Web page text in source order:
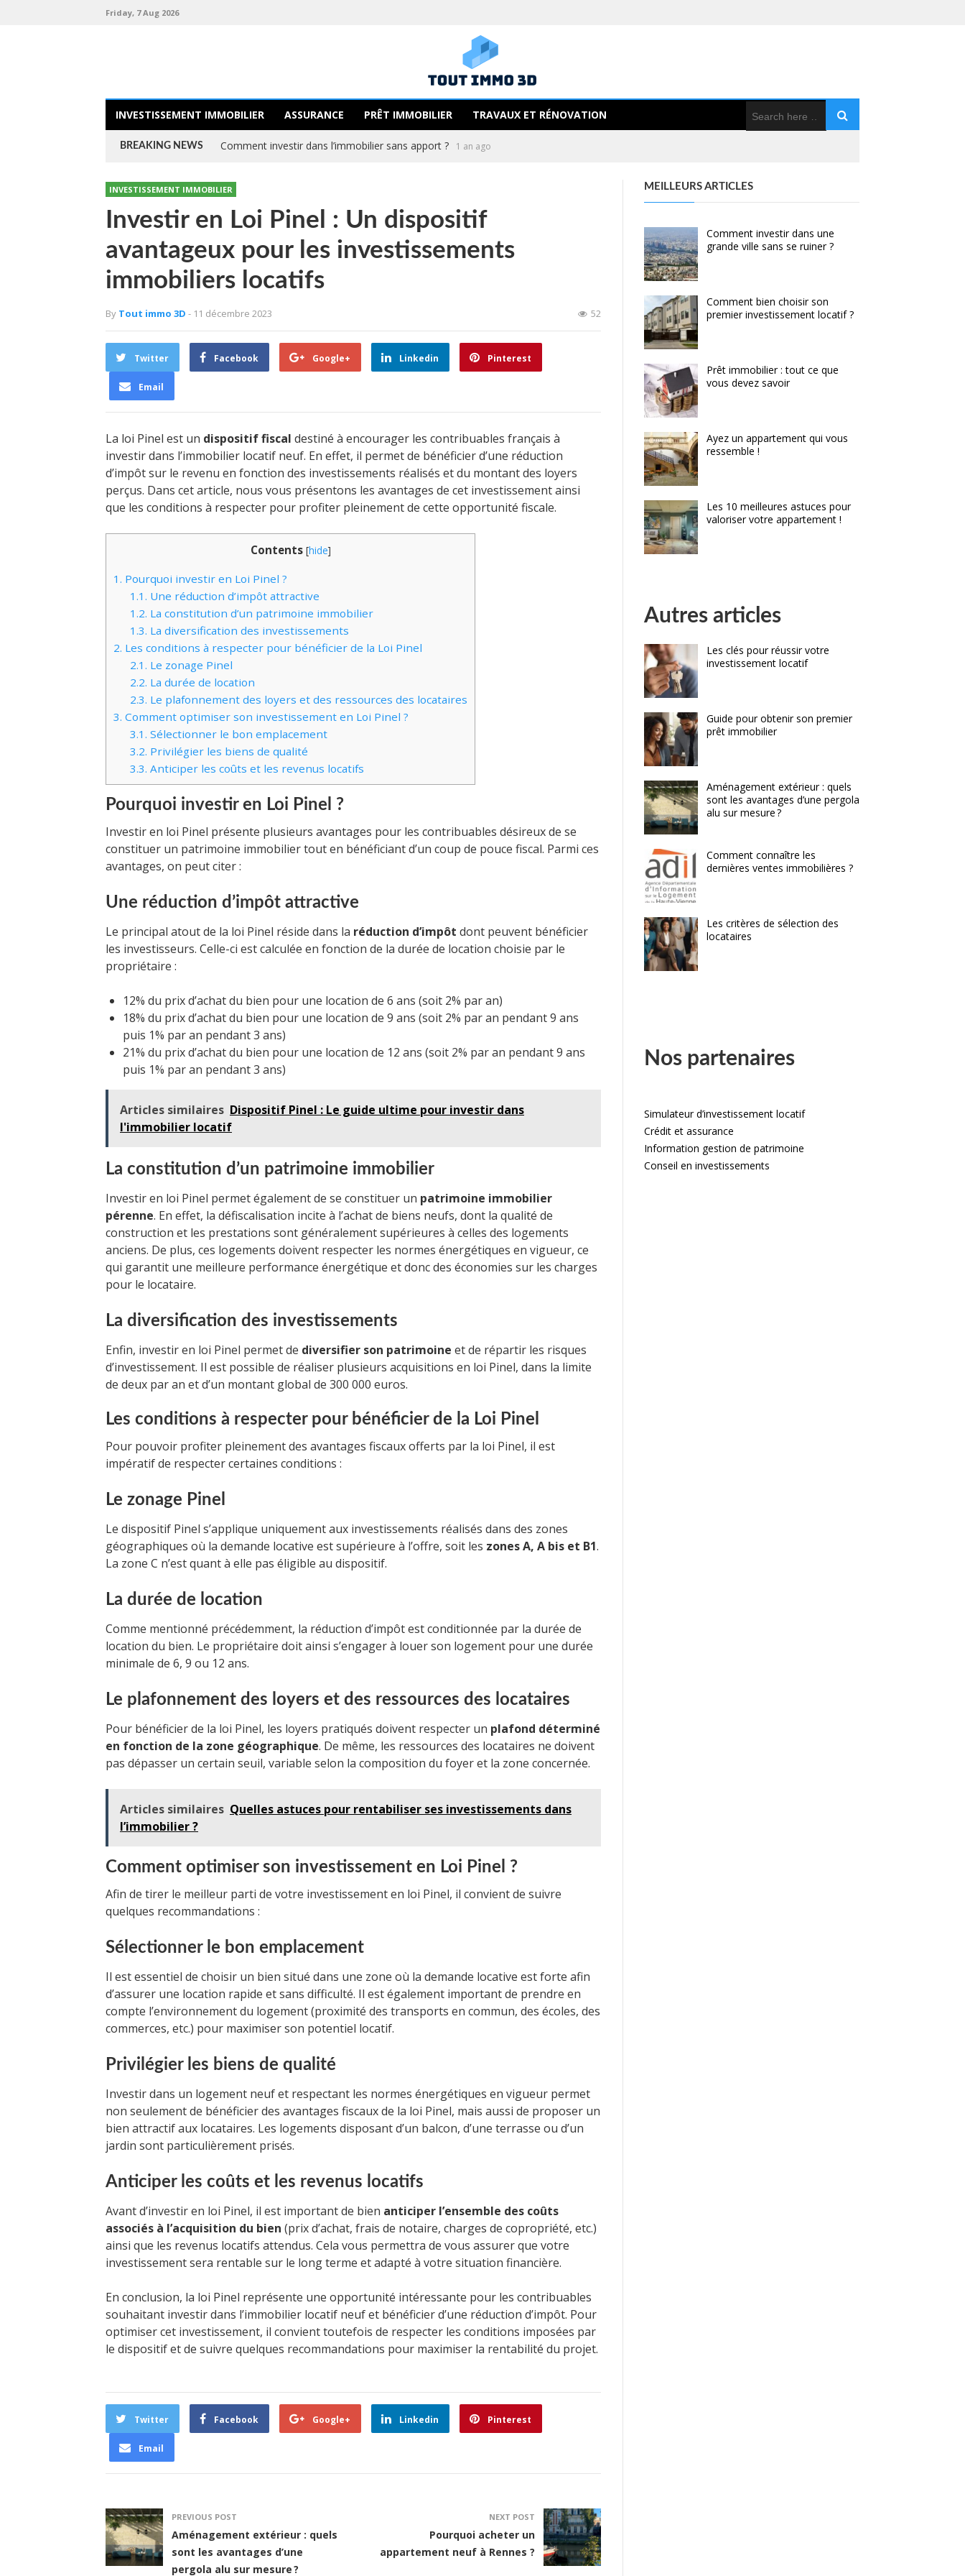
Friday, 7 Aug 2026
INVESTISSEMENT IMMOBILIER ASSURANCE PRÊT IMMOBILIER TRAVAUX ET RÉNOVATION
BREAKING NEWS Comment investir dans l’immobilier sans apport ? 1 an ago
INVESTISSEMENT IMMOBILIER
Investir en Loi Pinel : Un dispositif
avantageux pour les investissements
immobiliers locatifs
By Tout immo 3D - 11 décembre 2023 52
Twitter Facebook Google+ Linkedin Pinterest
Email
La loi Pinel est un dispositif fiscal destiné à encourager les contribuables français à
investir dans l’immobilier locatif neuf. En effet, il permet de bénéficier d’une réduction
d’impôt sur le revenu en fonction des investissements réalisés et du montant des loyers
perçus. Dans cet article, nous vous présentons les avantages de cet investissement ainsi
que les conditions à respecter pour profiter pleinement de cette opportunité fiscale.
Contents [hide]
1. Pourquoi investir en Loi Pinel ?
1.1. Une réduction d’impôt attractive
1.2. La constitution d’un patrimoine immobilier
1.3. La diversification des investissements
2. Les conditions à respecter pour bénéficier de la Loi Pinel
2.1. Le zonage Pinel
2.2. La durée de location
2.3. Le plafonnement des loyers et des ressources des locataires
3. Comment optimiser son investissement en Loi Pinel ?
3.1. Sélectionner le bon emplacement
3.2. Privilégier les biens de qualité
3.3. Anticiper les coûts et les revenus locatifs
Pourquoi investir en Loi Pinel ?
Investir en loi Pinel présente plusieurs avantages pour les contribuables désireux de se
constituer un patrimoine immobilier tout en bénéficiant d’un coup de pouce fiscal. Parmi ces
avantages, on peut citer :
Une réduction d’impôt attractive
Le principal atout de la loi Pinel réside dans la réduction d’impôt dont peuvent bénéficier
les investisseurs. Celle-ci est calculée en fonction de la durée de location choisie par le
propriétaire :
12% du prix d’achat du bien pour une location de 6 ans (soit 2% par an)
18% du prix d’achat du bien pour une location de 9 ans (soit 2% par an pendant 9 ans
puis 1% par an pendant 3 ans)
21% du prix d’achat du bien pour une location de 12 ans (soit 2% par an pendant 9 ans
puis 1% par an pendant 3 ans)
Articles similaires Dispositif Pinel : Le guide ultime pour investir dans
l'immobilier locatif
La constitution d’un patrimoine immobilier
Investir en loi Pinel permet également de se constituer un patrimoine immobilier
pérenne. En effet, la défiscalisation incite à l’achat de biens neufs, dont la qualité de
construction et les prestations sont généralement supérieures à celles des logements
anciens. De plus, ces logements doivent respecter les normes énergétiques en vigueur, ce
qui garantit une meilleure performance énergétique et donc des économies sur les charges
pour le locataire.
La diversification des investissements
Enfin, investir en loi Pinel permet de diversifier son patrimoine et de répartir les risques
d’investissement. Il est possible de réaliser plusieurs acquisitions en loi Pinel, dans la limite
de deux par an et d’un montant global de 300 000 euros.
Les conditions à respecter pour bénéficier de la Loi Pinel
Pour pouvoir profiter pleinement des avantages fiscaux offerts par la loi Pinel, il est
impératif de respecter certaines conditions :
Le zonage Pinel
Le dispositif Pinel s’applique uniquement aux investissements réalisés dans des zones
géographiques où la demande locative est supérieure à l’offre, soit les zones A, A bis et B1.
La zone C n’est quant à elle pas éligible au dispositif.
La durée de location
Comme mentionné précédemment, la réduction d’impôt est conditionnée par la durée de
location du bien. Le propriétaire doit ainsi s’engager à louer son logement pour une durée
minimale de 6, 9 ou 12 ans.
Le plafonnement des loyers et des ressources des locataires
Pour bénéficier de la loi Pinel, les loyers pratiqués doivent respecter un plafond déterminé
en fonction de la zone géographique. De même, les ressources des locataires ne doivent
pas dépasser un certain seuil, variable selon la composition du foyer et la zone concernée.
Articles similaires Quelles astuces pour rentabiliser ses investissements dans
l’immobilier ?
Comment optimiser son investissement en Loi Pinel ?
Afin de tirer le meilleur parti de votre investissement en loi Pinel, il convient de suivre
quelques recommandations :
Sélectionner le bon emplacement
Il est essentiel de choisir un bien situé dans une zone où la demande locative est forte afin
d’assurer une location rapide et sans difficulté. Il est également important de prendre en
compte l’environnement du logement (proximité des transports en commun, des écoles, des
commerces, etc.) pour maximiser son potentiel locatif.
Privilégier les biens de qualité
Investir dans un logement neuf et respectant les normes énergétiques en vigueur permet
non seulement de bénéficier des avantages fiscaux de la loi Pinel, mais aussi de proposer un
bien attractif aux locataires. Les logements disposant d’un balcon, d’une terrasse ou d’un
jardin sont particulièrement prisés.
Anticiper les coûts et les revenus locatifs
Avant d’investir en loi Pinel, il est important de bien anticiper l’ensemble des coûts
associés à l’acquisition du bien (prix d’achat, frais de notaire, charges de copropriété, etc.)
ainsi que les revenus locatifs attendus. Cela vous permettra de vous assurer que votre
investissement sera rentable sur le long terme et adapté à votre situation financière.
En conclusion, la loi Pinel représente une opportunité intéressante pour les contribuables
souhaitant investir dans l’immobilier locatif neuf et bénéficier d’une réduction d’impôt. Pour
optimiser cet investissement, il convient toutefois de respecter les conditions imposées par
le dispositif et de suivre quelques recommandations pour maximiser la rentabilité du projet.
Twitter Facebook Google+ Linkedin Pinterest
Email
PREVIOUS POST
Aménagement extérieur : quels
sont les avantages d’une
pergola alu sur mesure ?
NEXT POST
Pourquoi acheter un
appartement neuf à Rennes ?
MEILLEURS ARTICLES
Comment investir dans une
grande ville sans se ruiner ?
Comment bien choisir son
premier investissement locatif ?
Prêt immobilier : tout ce que
vous devez savoir
Ayez un appartement qui vous
ressemble !
Les 10 meilleures astuces pour
valoriser votre appartement !
Autres articles
Les clés pour réussir votre
investissement locatif
Guide pour obtenir son premier
prêt immobilier
Aménagement extérieur : quels
sont les avantages d’une pergola
alu sur mesure ?
Comment connaître les
dernières ventes immobilières ?
Les critères de sélection des
locataires
Nos partenaires
Simulateur d’investissement locatif
Crédit et assurance
Information gestion de patrimoine
Conseil en investissements